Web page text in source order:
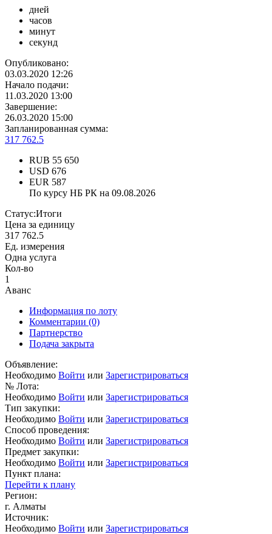
дней
часов
минут
секунд
Опубликовано:
03.03.2020 12:26
Начало подачи:
11.03.2020 13:00
Завершение:
26.03.2020 15:00
Запланированная сумма:
317 762.5
RUB 55 650
USD 676
EUR 587
По курсу НБ РК на 09.08.2026
Статус:Итоги
Цена за единицу
317 762.5
Ед. измерения
Одна услуга
Кол-во
1
Аванс
Информация по лоту
Комментарии (0)
Партнерство
Подача закрыта
Объявление:
Необходимо Войти или Зарегистрироваться
№ Лота:
Необходимо Войти или Зарегистрироваться
Тип закупки:
Необходимо Войти или Зарегистрироваться
Способ проведения:
Необходимо Войти или Зарегистрироваться
Предмет закупки:
Необходимо Войти или Зарегистрироваться
Пункт плана:
Перейти к плану
Регион:
г. Алматы
Источник:
Необходимо Войти или Зарегистрироваться